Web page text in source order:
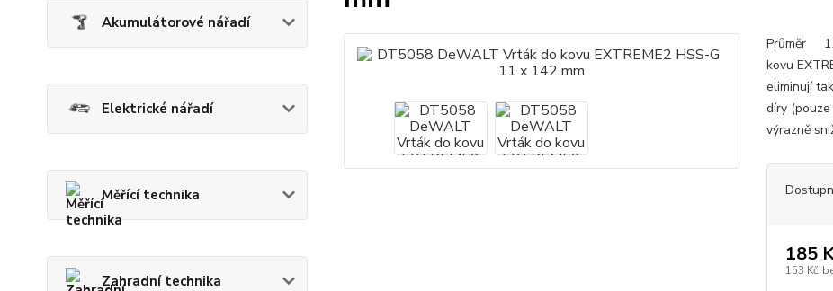
Akumulátorové nářadí
Elektrické nářadí
Měřící technika
Zahradní technika
Průměr
kovu
eliminují
díry
výrazně
185
153 Kč